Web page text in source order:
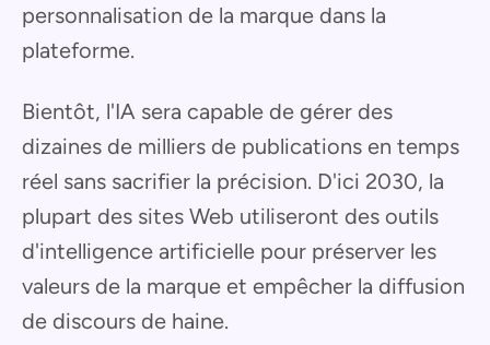
personnalisation de la marque dans la
plateforme.
Bientôt, l'IA sera capable de gérer des
dizaines de milliers de publications en temps
réel sans sacrifier la précision. D'ici 2030, la
plupart des sites Web utiliseront des outils
d'intelligence artificielle pour préserver les
valeurs de la marque et empêcher la diffusion
de discours de haine.